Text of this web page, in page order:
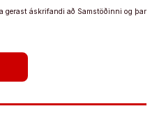
gerast áskrifandi að Samstöðinni og þar